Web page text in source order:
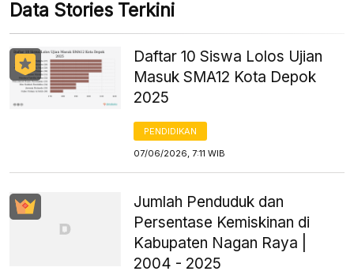
Data Stories Terkini
Daftar 10 Siswa Lolos Ujian
Masuk SMA12 Kota Depok
2025
PENDIDIKAN
07/06/2026, 7:11 WIB
Jumlah Penduduk dan
Persentase Kemiskinan di
Kabupaten Nagan Raya |
2004 - 2025